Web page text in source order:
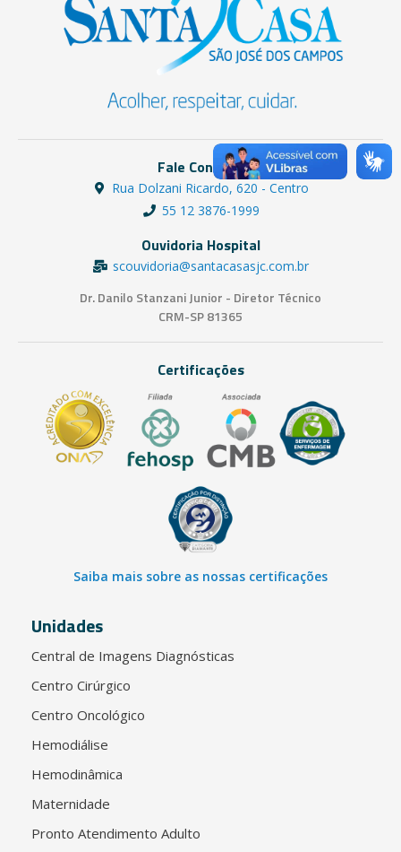
Fale Conosco
Rua Dolzani Ricardo, 620 - Centro
55 12 3876-1999
Ouvidoria Hospital
scouvidoria@santacasasjc.com.br
Dr. Danilo Stanzani Junior - Diretor Técnico
CRM-SP 81365
Certificações
Saiba mais sobre as nossas certificações
Unidades
Central de Imagens Diagnósticas
Centro Cirúrgico
Centro Oncológico
Hemodiálise
Hemodinâmica
Maternidade
Pronto Atendimento Adulto